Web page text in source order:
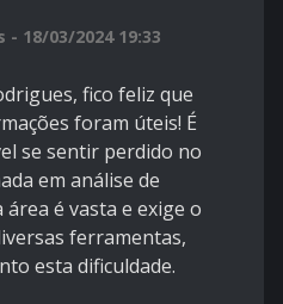
- 18/03/2024 19:33
fico feliz que
foram úteis! É
se sentir perdido no
em análise de
área é vasta e exige o
ferramentas,
esta dificuldade.